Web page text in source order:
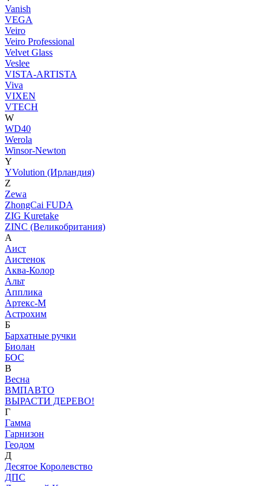
Vanish
VEGA
Veiro
Veiro Professional
Velvet Glass
Veslee
VISTA-ARTISTA
Viva
VIXEN
VTECH
W
WD40
Werola
Winsor-Newton
Y
YVolution (Ирландия)
Z
Zewa
ZhongCai FUDA
ZIG Kuretake
ZINC (Великобритания)
А
Аист
Аистенок
Аква-Колор
Альт
Апплика
Артекс-М
Астрохим
Б
Бархатные ручки
Биолан
БОС
В
Весна
ВМПАВТО
ВЫРАСТИ ДЕРЕВО!
Г
Гамма
Гарнизон
Геодом
Д
Десятое Королевство
ДПС